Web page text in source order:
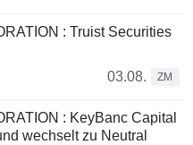
: Truist Securities
03.08.
ZM
: KeyBanc Capital
wechselt zu Neutral